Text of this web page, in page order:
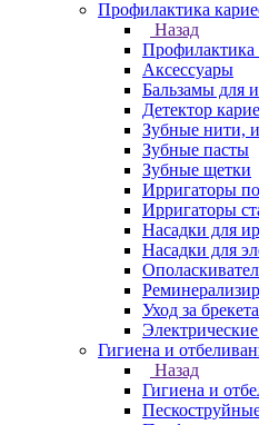
Профилактика
Назад
Профилактика
Аксессуары
Бальзамы для
Детектор
Зубные нити,
Зубные пасты
Зубные щетки
Ирригаторы
Ирригаторы
Насадки для
Насадки для
Уход за
Гигиена и
Назад
Гигиена и